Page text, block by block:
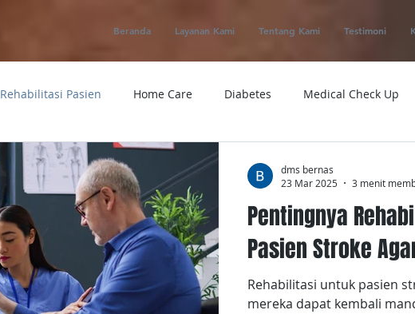
Beranda Layanan Kami Tentang Kami Testimoni
Rehabilitasi Pasien Home Care Diabetes Medical Check Up
Jantung Ambulance Macam-macam Penyakit
Home Service Obat Telemedicine Medical Evacuation
Rumah Sakit Rumah Sakit Tensi Tumor Penyakit
Pentingnya
Pasien Stroke
Rehabilitasi untuk pasien
mereka dapat kembali
dms bernas
23 Mar 2025
3 menit